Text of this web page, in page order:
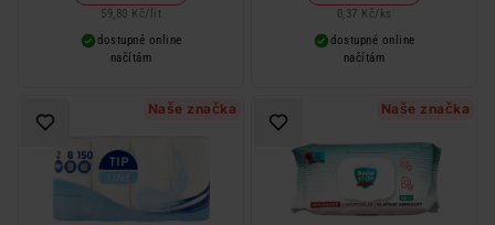
59,80 Kč/ lit
dostupné online
načítám
0,37 Kč/ ks
dostupné online
načítám
Naše značka Naše značka